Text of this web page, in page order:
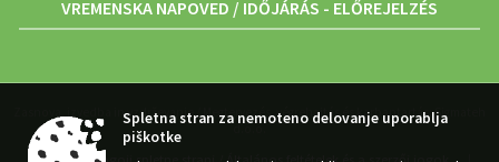
VREMENSKA NAPOVED / IDŐJÁRÁS - ELŐREJELZÉS
Zasnova, izvedba in vzdrževanje / Megtervezés, végrehajtás és karbantartás: Sigmateh
Spletna stran za nemoteno delovanje uporablja
piškotke